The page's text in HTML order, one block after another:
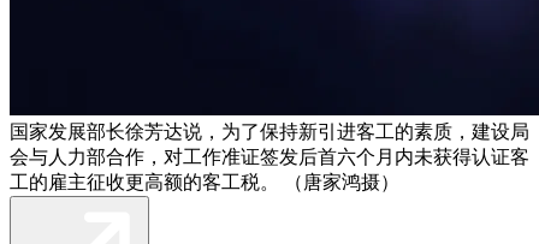
国家发展部长徐芳达说，为了保持新引进客工的素质，建设局
会与人力部合作，对工作准证签发后首六个月内未获得认证客
工的雇主征收更高额的客工税。 （唐家鸿摄）